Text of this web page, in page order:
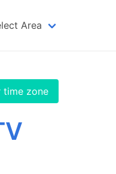
Area
time zone